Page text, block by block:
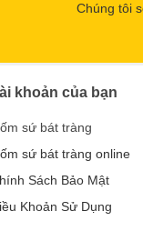
Chúng tôi
khoản của bạn
sứ bát tràng
sứ bát tràng online
Sách Bảo Mật
Khoản Sử Dụng